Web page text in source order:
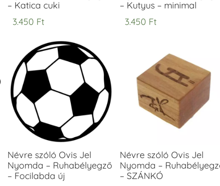
– Katica cuki
3.450 Ft
– Kutyus – minimal
3.450 Ft
Névre szóló Ovis Jel
Nyomda – Ruhabélyegző
– Focilabda új
Névre szóló Ovis Jel
Nyomda –
– SZÁNKÓ